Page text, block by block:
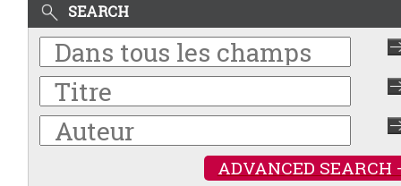
SEARCH
ADVANCED SEARCH